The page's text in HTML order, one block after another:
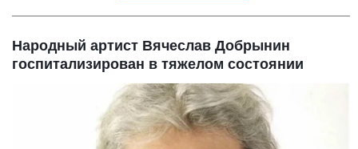
Народный артист Вячеслав Добрынин
госпитализирован в тяжелом состоянии